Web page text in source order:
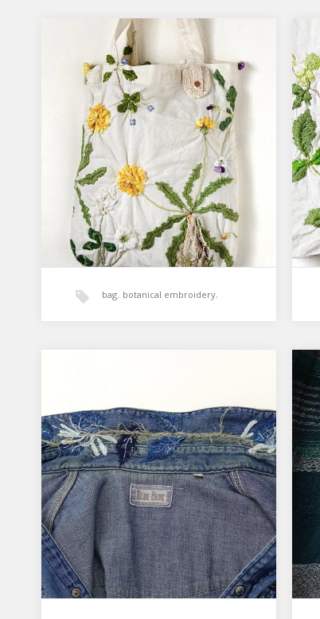
タンポポのトートバッグ /
Dandelion
4月になり、我が家の庭では春のタン
ポポが一面に咲いています。 緑一面
の庭でもタンポポの黄色はとてもよく
目立つ色…
bag, botanical embroidery,
植物刺繍とダーニング『スイ
カズラ』
「植物刺繍とダーニング」本に掲載予
定の繕い刺繍。『スイカズラ』 お気
に入りのデニムシャツ襟の部分が経年
で色褪せ…